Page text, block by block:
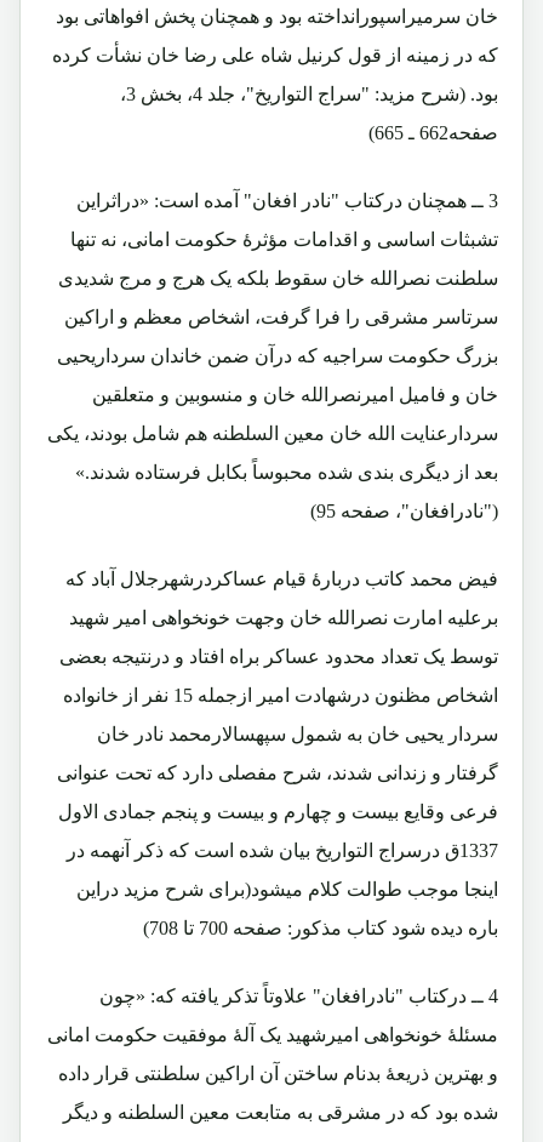
خان سرمیراسپورانداخته بود و همچنان پخش افواهاتی بود
که در زمینه از قول کرنیل شاه علی رضا خان نشأت کرده
بود. (شرح مزید: "سراج التواریخ"، جلد 4، بخش 3،
صفحه662 ـ 665)
3 ــ همچنان درکتاب "نادر افغان" آمده است: «دراثراین
تشبثات اساسی و اقدامات مؤثرۀ حکومت امانی، نه تنها
سلطنت نصرالله خان سقوط بلکه یک هرج و مرج شدیدی
سرتاسر مشرقی را فرا گرفت، اشخاص معظم و اراکین
بزرگ حکومت سراجیه که درآن ضمن خاندان سرداریحیی
خان و فامیل امیرنصرالله خان و منسوبین و متعلقین
سردارعنایت الله خان معین السلطنه هم شامل بودند، یکی
بعد از دیگری بندی شده محبوساً بکابل فرستاده شدند.»
("نادرافغان"، صفحه 95)
فیض محمد کاتب دربارۀ قیام عساکردرشهرجلال آباد که
برعلیه امارت نصرالله خان وجهت خونخواهی امیر شهید
توسط یک تعداد محدود عساکر براه افتاد و درنتیجه بعضی
اشخاص مظنون درشهادت امیر ازجمله 15 نفر از خانواده
سردار یحیی خان به شمول سپهسالارمحمد نادر خان
گرفتار و زندانی شدند، شرح مفصلی دارد که تحت عنوانی
فرعی وقایع بیست و چهارم و بیست و پنجم جمادی الاول
1337ق درسراج التواریخ بیان شده است که ذکر آنهمه در
اینجا موجب طوالت کلام میشود(برای شرح مزید دراین
باره دیده شود کتاب مذکور: صفحه 700 تا 708)
4 ــ درکتاب "نادرافغان" علاوتاً تذکر یافته که: «چون
مسئلۀ خونخواهی امیرشهید یک آلۀ موفقیت حکومت امانی
و بهترین ذریعۀ بدنام ساختن آن اراکین سلطنتی قرار داده
شده بود که در مشرقی به متابعت معین السلطنه و دیگر